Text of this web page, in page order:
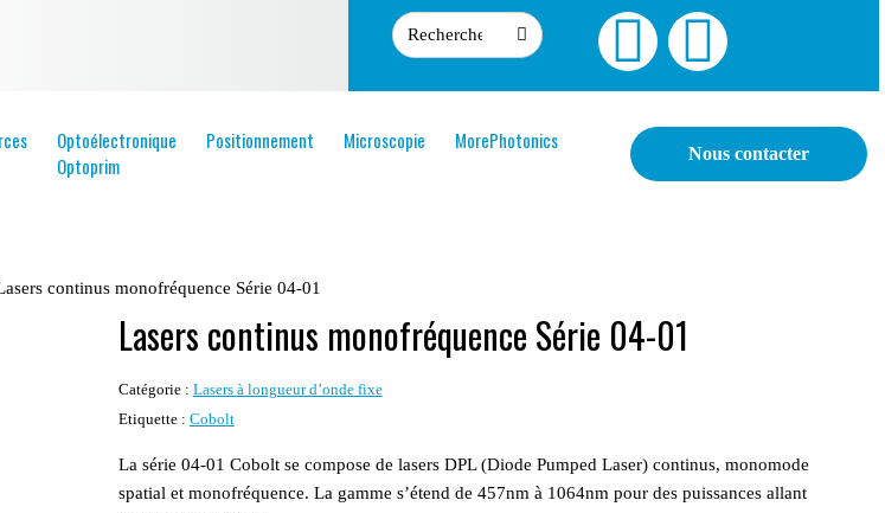
Optoélectronique Positionnement Microscopie
MorePhotonics
Optoprim
Nous contacter
continus monofréquence Série 04-01
Lasers continus monofréquence Série 04-01
Catégorie : Lasers à longueur d’onde fixe
Etiquette : Cobolt
La série 04-01 Cobolt se compose de lasers DPL (Diode Pumped Laser) continus, monomode
spatial et monofréquence. La gamme s’étend de 457nm à 1064nm pour des puissances allant